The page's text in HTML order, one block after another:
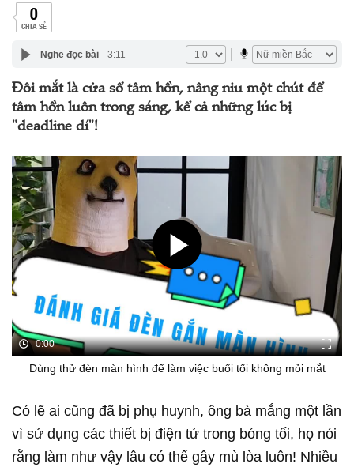
0
CHIA SẺ
Nghe đọc bài 3:11
Đôi mắt là cửa sổ tâm hồn, nâng niu một chút để
tâm hồn luôn trong sáng, kể cả những lúc bị
"deadline dí"!
0:00
Dùng thử đèn màn hình để làm việc buổi tối không mỏi mắt
Có lẽ ai cũng đã bị phụ huynh, ông bà mắng một lần
vì sử dụng các thiết bị điện tử trong bóng tối, họ nói
rằng làm như vậy lâu có thể gây mù lòa luôn! Nhiều